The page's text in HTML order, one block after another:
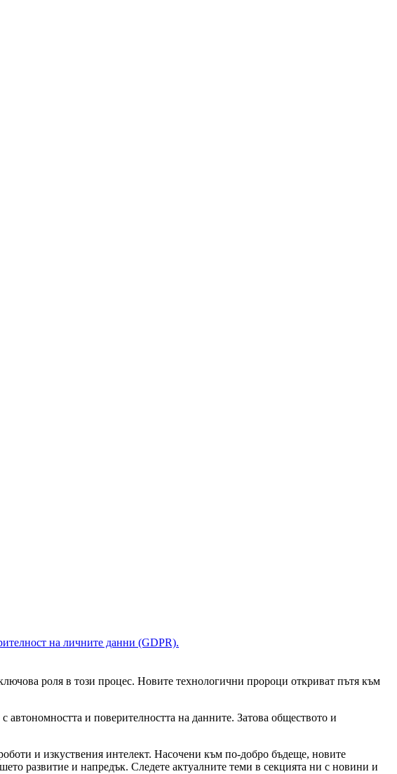
на личните данни (GDPR).
роля в този процес. Новите технологични пророци откриват пътя към
автономността и поверителността на данните. Затова обществото и
и изкуствения интелект. Насочени към по-добро бъдеще, новите
развитие и напредък. Следете актуалните теми в секцията ни с новини и